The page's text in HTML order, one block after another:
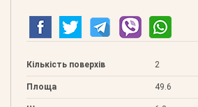
Кількість поверхів 2
Площа 49.6